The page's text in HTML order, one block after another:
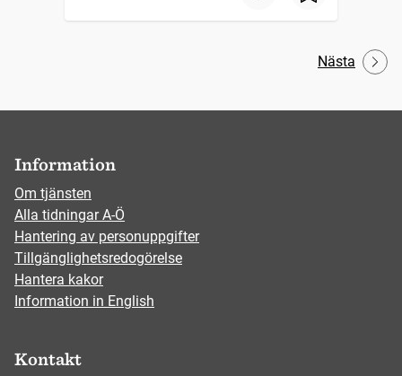
Nästa
Information
Om tjänsten
Alla tidningar A-Ö
Hantering av personuppgifter
Tillgänglighetsredogörelse
Hantera kakor
Information in English
Kontakt